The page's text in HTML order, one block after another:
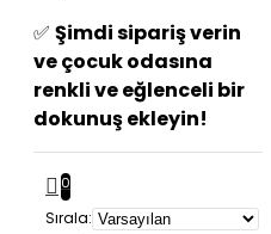
✅ Şimdi sipariş verin
ve çocuk odasına
renkli ve eğlenceli bir
dokunuş ekleyin!
0
Sırala: